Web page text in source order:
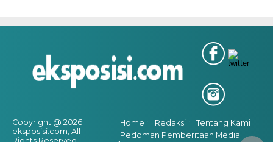
Copyright @ 2026
eksposisi.com, All
Home Redaksi
Tentang Kami
Pedoman Pemberitaan Media